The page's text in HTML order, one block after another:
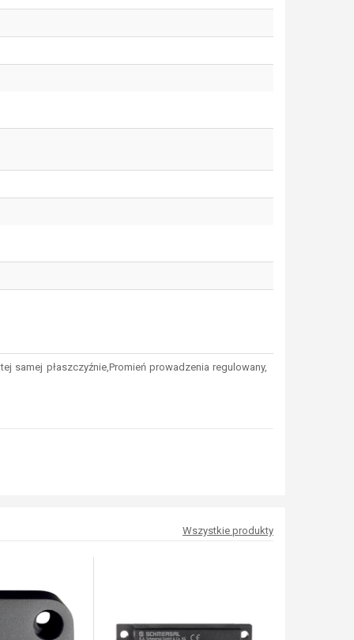
samej płaszczyźnie,Promień prowadzenia regulowany,
Wszystkie produkty